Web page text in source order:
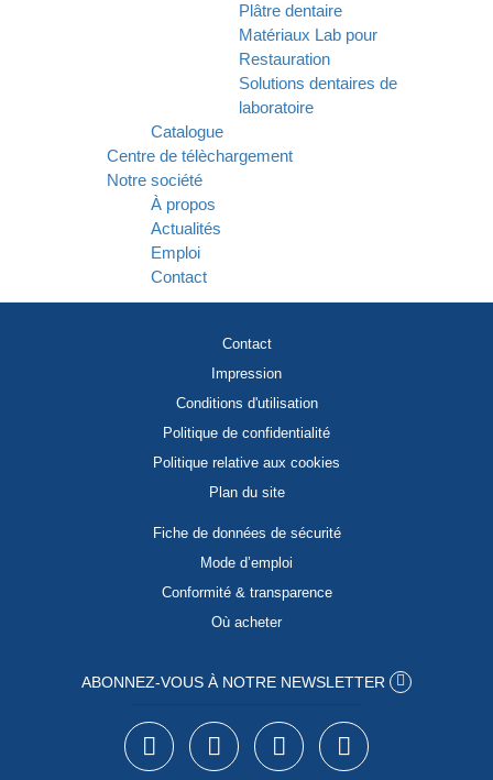
Plâtre dentaire
Matériaux Lab pour
Restauration
Solutions dentaires de
laboratoire
Catalogue
Centre de télèchargement
Notre société
À propos
Actualités
Emploi
Contact
Contact
Impression
Conditions d'utilisation
Politique de confidentialité
Politique relative aux cookies
Plan du site
Fiche de données de sécurité
Mode d’emploi
Conformité & transparence
Où acheter
ABONNEZ-VOUS À NOTRE NEWSLETTER